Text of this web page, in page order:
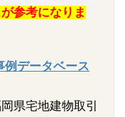
参考になりま
例データベース
県宅地建物取引